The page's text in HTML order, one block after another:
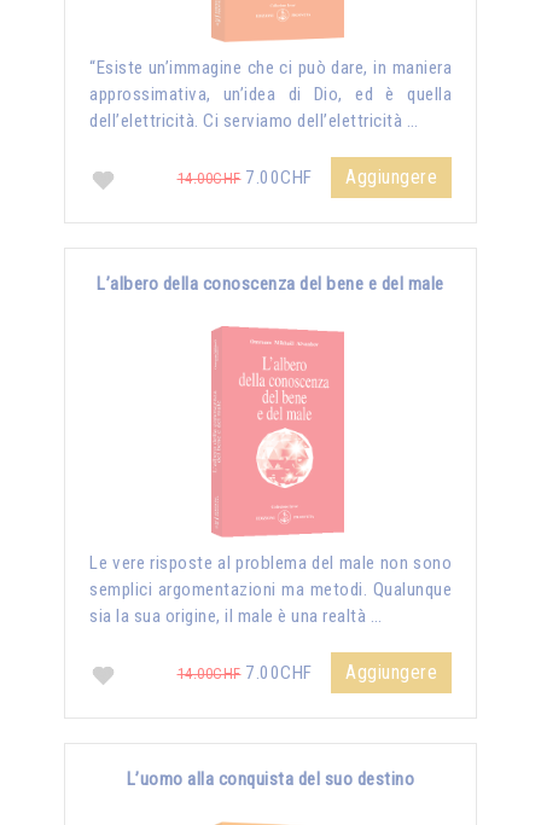
“Esiste un’immagine che ci può dare, in maniera
approssimativa, un’idea di Dio, ed è quella
dell’elettricità. Ci serviamo dell’elettricità …
14.00CHF7.00CHF Aggiungere
L’albero della conoscenza del bene e del male
Le vere risposte al problema del male non sono
semplici argomentazioni ma metodi. Qualunque
sia la sua origine, il male è una realtà …
14.00CHF7.00CHF Aggiungere
L’uomo alla conquista del suo destino